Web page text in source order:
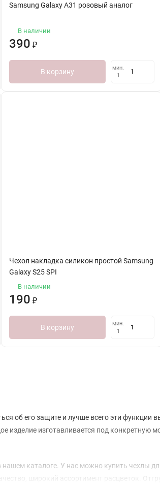
Samsung Galaxy A31 розовый аналог
В наличии
390 ₽
В корзину
мин.
1
Чехол накладка силикон простой Samsung
Galaxy S25 SPI
В наличии
190 ₽
В корзину
мин.
1
об его защите и лучше всего эти функции
изделие изготавливается под конкретную
каталоге. У нас можно купить чехлы
широкий ассортимент расцветок.